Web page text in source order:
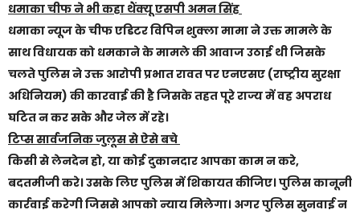
धमाका चीफ ने भी कहा थैंक्यू एसपी अमन सिंह
धमाका न्यूज के चीफ एडिटर विपिन शुक्ला मामा ने उक्त मामले के
साथ विधायक को धमकाने के मामले की आवाज उठाई थी जिसके
चलते पुलिस ने उक्त आरोपी प्रभात रावत पर एनएसए (राष्ट्रीय सुरक्षा
अधिनियम) की कारवाई की है जिसके तहत पूरे राज्य में वह अपराध
घटित न कर सके और जेल में रहे।
टिप्स सार्वजनिक जुलूस से ऐसे बचे
किसी से लेनदेन हो, या कोई दुकानदार आपका काम न करे,
बदतमीजी करे। उसके लिए पुलिस में शिकायत कीजिए। पुलिस कानूनी
कार्रवाई करेगी जिससे आपको न्याय मिलेगा। अगर पुलिस सुनवाई न